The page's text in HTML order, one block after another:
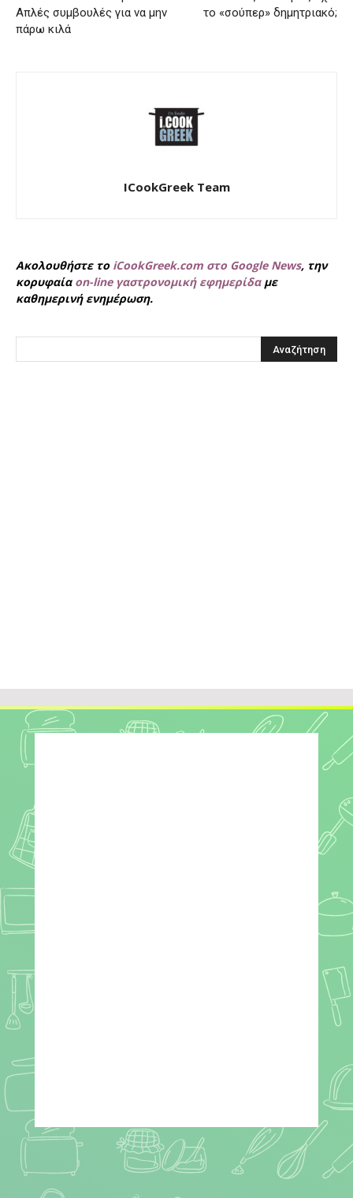
Απλές συμβουλές για να μην
πάρω κιλά
το «σούπερ» δημητριακό;
ICookGreek Team
Ακολουθήστε το iCookGreek.com στο Google News, την
κορυφαία on-line γαστρονομική εφημερίδαμε
καθημερινή ενημέρωση.